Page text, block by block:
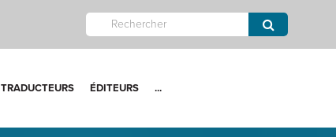
TRADUCTEURS ÉDITEURS ...